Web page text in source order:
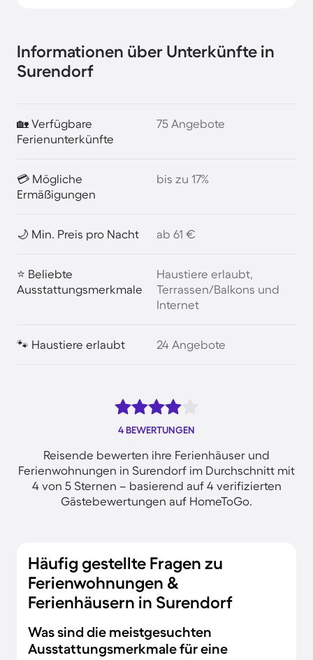
Informationen über Unterkünfte in
Surendorf
🏡 Verfügbare
Ferienunterkünfte
75 Angebote
💳 Mögliche
Ermäßigungen
bis zu 17%
🌙 Min. Preis pro Nacht ab 61 €
⭐ Beliebte
Ausstattungsmerkmale
Haustiere erlaubt,
Terrassen/Balkons und
Internet
🐾 Haustiere erlaubt 24 Angebote
4 BEWERTUNGEN
Reisende bewerten ihre Ferienhäuser und
Ferienwohnungen in Surendorf im Durchschnitt mit
4 von 5 Sternen – basierend auf 4 verifizierten
Gästebewertungen auf HomeToGo.
Häufig gestellte Fragen zu
Ferienwohnungen &
Ferienhäusern in Surendorf
Was sind die meistgesuchten
Ausstattungsmerkmale für eine